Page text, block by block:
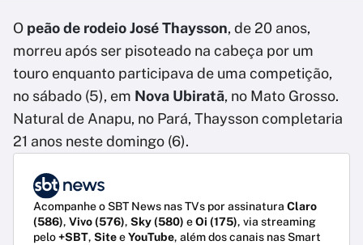
O peão de rodeio José Thaysson, de 20 anos,
morreu após ser pisoteado na cabeça por um
touro enquanto participava de uma competição,
no sábado (5), em Nova Ubiratã, no Mato Grosso.
Natural de Anapu, no Pará, Thaysson completaria
21 anos neste domingo (6).
Acompanhe o SBT News nas TVs por assinatura Claro
(586), Vivo (576), Sky (580) eOi (175), via streaming
pelo+SBT, SiteeYouTube, além dos canais nas Smart